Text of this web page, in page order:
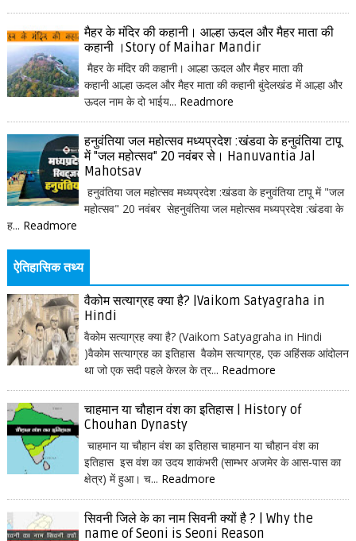
मैहर के मंदिर की कहानी। आल्हा ऊदल और मैहर माता की
कहानी ।Story of Maihar Mandir
मैहर के मंदिर की कहानी। आल्हा ऊदल और मैहर माता की
कहानी आल्हा ऊदल और मैहर माता की कहानी बुंदेलखंड में आल्हा और
ऊदल नाम के दो भाईय... Readmore
हनुवंतिया जल महोत्सव मध्यप्रदेश :खंडवा के हनुवंतिया टापू
में "जल महोत्सव" 20 नवंबर से। Hanuvantia Jal
Mahotsav
हनुवंतिया जल महोत्सव मध्यप्रदेश :खंडवा के हनुवंतिया टापू में "जल
महोत्सव" 20 नवंबर सेहनुवंतिया जल महोत्सव मध्यप्रदेश :खंडवा के
ह... Readmore
ऐतिहासिक तथ्य
वैकोम सत्याग्रह क्या है? |Vaikom Satyagraha in
Hindi
वैकोम सत्याग्रह क्या है? (Vaikom Satyagraha in Hindi
)वैकोम सत्याग्रह का इतिहास वैकोम सत्याग्रह, एक अहिंसक आंदोलन
था जो एक सदी पहले केरल के त्र... Readmore
चाहमान या चौहान वंश का इतिहास | History of
Chouhan Dynasty
चाहमान या चौहान वंश का इतिहास चाहमान या चौहान वंश का
इतिहास इस वंश का उदय शाकंभरी (साम्भर अजमेर के आस-पास का
क्षेत्र) में हुआ। च... Readmore
सिवनी जिले के का नाम सिवनी क्यों है ? | Why the
name of Seoni is Seoni Reason